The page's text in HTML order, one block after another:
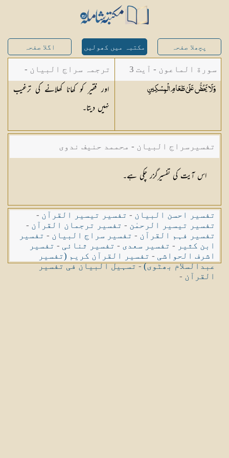
پچھلا صفحہ مکتبہ میں کھولیں اگلا صفحہ
سورة الماعون - آیت 3
وَلَا يَحُضُّ عَلَىٰ طَعَامِالْمِسْكِينِ
ترجمہ سراج البیان -
مستفاد از ترجمتین
شاہ عبدالقادر دھلوی/
شاہ رفیع الدین دھلوی
اور فقیر کو کھانا کھلانے کی ترغیب
نہیں دیتا۔
تفسیرسراج البیان - محممد حنیف ندوی
اس آیت کی تفسیرگزر چکی ہے۔
تفسیر احسن البیان - تفسیر تیسیر القرآن -
تفسیر تیسیر الرحمٰن - تفسیر ترجمان القرآن -
تفسیر فہم القرآن - تفسیر سراج البیان - تفسیر
ابن کثیر - تفسیر سعدی - تفسیر ثنائی - تفسیر
اشرف الحواشی - تفسیر القرآن کریم (تفسیر
عبدالسلام بھٹوی)-تسہیل البیان فی تفسیر
القرآن -